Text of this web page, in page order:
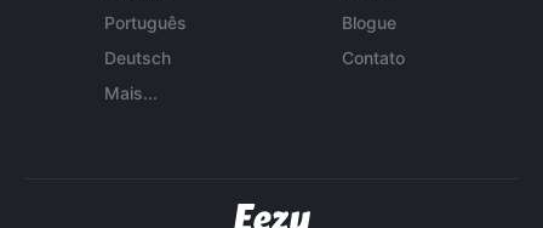
Português
Deutsch
Mais...
Blogue
Contato